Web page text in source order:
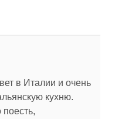
в Италии и очень
кухню.
поесть,